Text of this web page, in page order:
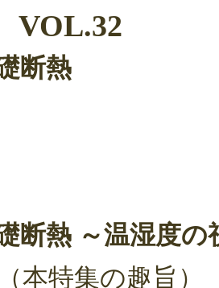
断熱
断熱 ～温湿度の
本特集の趣旨）